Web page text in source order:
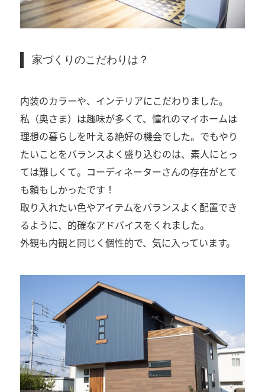
家づくりのこだわりは？
内装のカラーや、インテリアにこだわりました。
私（奥さま）は趣味が多くて、憧れのマイホームは
理想の暮らしを叶える絶好の機会でした。でもやり
たいことをバランスよく盛り込むのは、素人にとっ
ては難しくて。コーディネーターさんの存在がとて
も頼もしかったです！
取り入れたい色やアイテムをバランスよく配置でき
るように、的確なアドバイスをくれました。
外観も内観と同じく個性的で、気に入っています。